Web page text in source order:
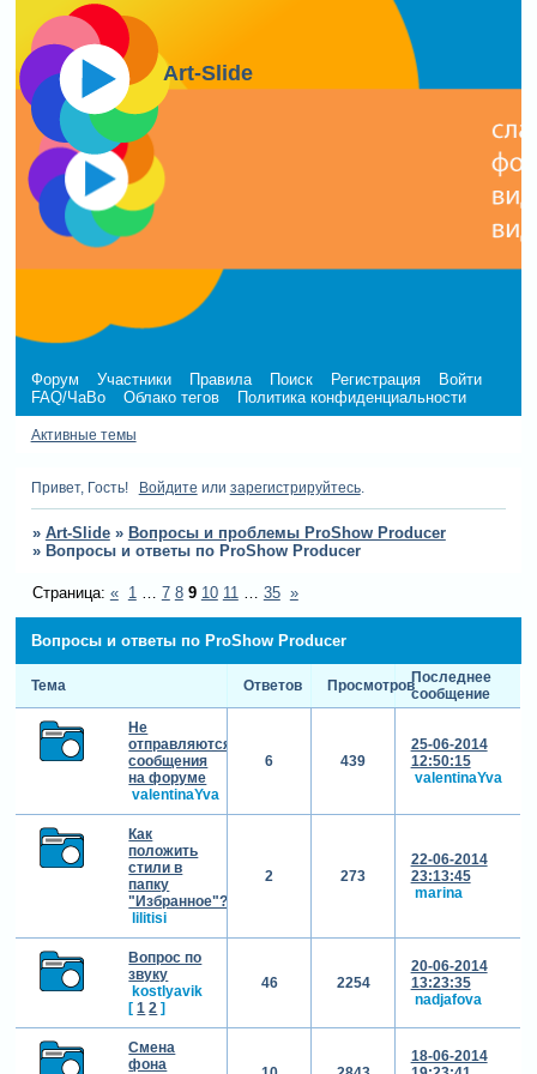
Art-Slide
Форум Участники Правила Поиск Регистрация
Войти
FAQ/ЧаВо
Облако тегов Политика конфиденциальности
Активные темы
Привет, Гость! Войдите или зарегистрируйтесь.
» Art-Slide » Вопросы и проблемы ProShow Producer
» Вопросы и ответы по ProShow Producer
Вопросы и ответы по ProShow Producer
Страница: « 1 … 7 8 9 10 11 … 35 »
Тема Ответов ПросмотровПоследнее
сообщение
Не
отправляются
сообщения
на форуме
valentinaYva
6 439
25-06-2014
12:50:15
valentinaYva
Как
положить
стили в
папку
"Избранное"?
lilitisi
2 273
22-06-2014
23:13:45
marina
Вопрос по
звуку
kostlyavik
[ 1 2 ]
46 2254
20-06-2014
13:23:35
nadjafova
Смена
фона
18-06-2014